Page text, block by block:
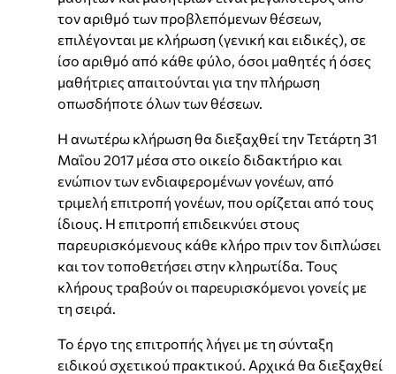
τον αριθμό των προβλεπόμενων θέσεων,
επιλέγονται με κλήρωση (γενική και ειδικές), σε
ίσο αριθμό από κάθε φύλο, όσοι μαθητές ή όσες
μαθήτριες απαιτούνται για την πλήρωση
οπωσδήποτε όλων των θέσεων.
Η ανωτέρω κλήρωση θα διεξαχθεί την Τετάρτη 31
Μαΐου 2017 μέσα στο οικείο διδακτήριο και
ενώπιον των ενδιαφερομένων γονέων, από
τριμελή επιτροπή γονέων, που ορίζεται από τους
ίδιους. Η επιτροπή επιδεικνύει στους
παρευρισκόμενους κάθε κλήρο πριν τον διπλώσει
και τον τοποθετήσει στην κληρωτίδα. Τους
κλήρους τραβούν οι παρευρισκόμενοι γονείς με
τη σειρά.
Το έργο της επιτροπής λήγει με τη σύνταξη
ειδικού σχετικού πρακτικού. Αρχικά θα διεξαχθεί